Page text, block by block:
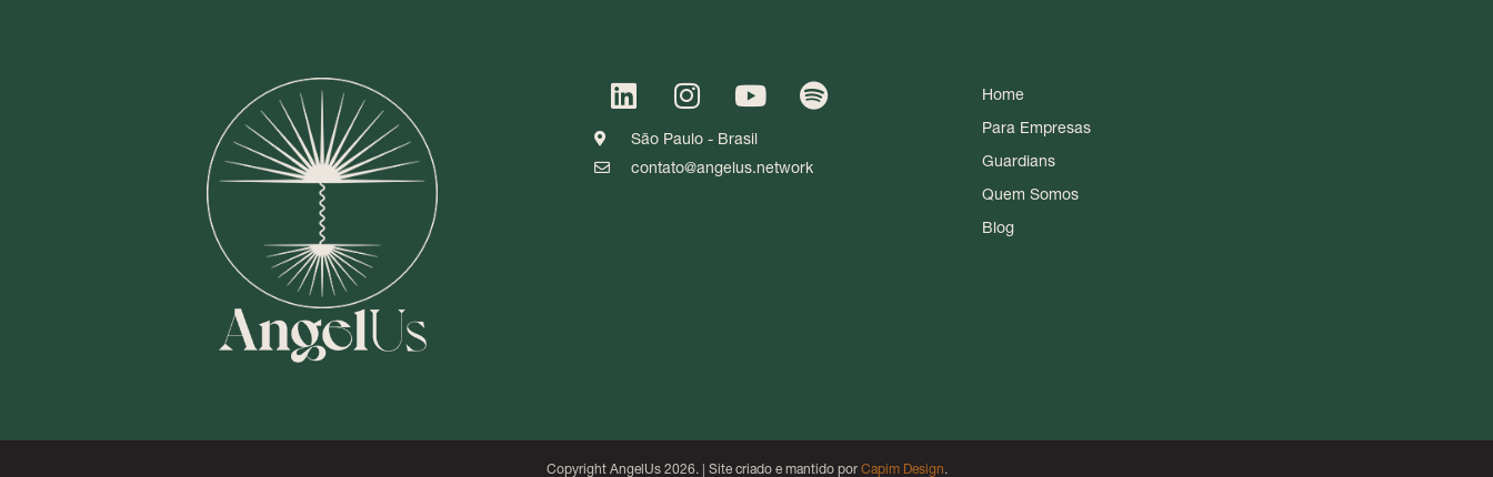
São Paulo - Brasil
contato@angelus.network
Home
Para Empresas
Guardians
Quem Somos
Blog
Copyright AngelUs 2026. | Site criado e mantido por Capim Design.